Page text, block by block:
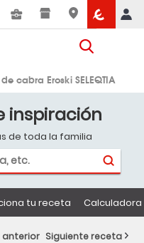
cabra Eroski SELEQTIA
inspiración
de toda la familia
tu receta
anterior Siguiente receta